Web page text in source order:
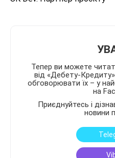
Тепер ви можете
від «Дебету-
обговорювати їх – у
на
Приєднуйтесь і
новини